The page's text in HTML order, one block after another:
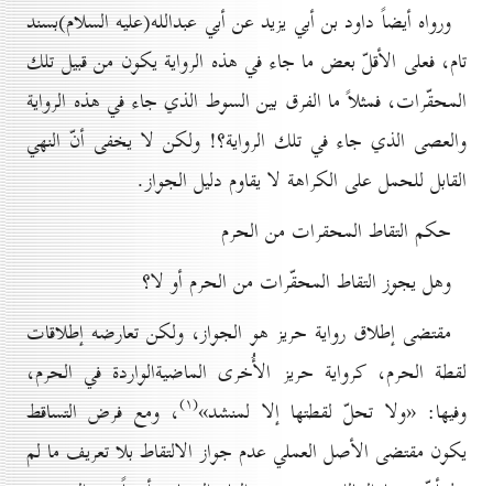
ورواه أيضاً داود بن أبي يزيد عن أبي عبدالله(علیه السلام)بسند
تام، فعلى الأقلّ بعض ما جاء في هذه الرواية يكون من قبيل تلك
المحقّرات، فمثلاً ما الفرق بين السوط الذي جاء في هذه الرواية
والعصى الذي جاء في تلك الرواية؟! ولكن لا يخفى أنّ النهي
القابل للحمل على الكراهة لا يقاوم دليل الجواز.
حکم التقاط المحقرات من الحرم
وهل يجوز التقاط المحقّرات من الحرم أو لا؟
مقتضى إطلاق رواية حريز هو الجواز، ولكن تعارضه إطلاقات
لقطة الحرم، كرواية حريز الأُخرى الماضيةالواردة في الحرم،
وفيها: «ولا تحلّ لقطتها إلا لمنشد»(۱) ، ومع فرض التساقط
يكون مقتضى الأصل العملي عدم جواز الالتقاط بلا تعريف ما لم